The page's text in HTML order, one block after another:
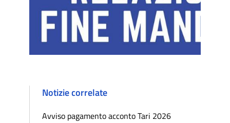
Notizie correlate
Avviso pagamento acconto Tari 2026